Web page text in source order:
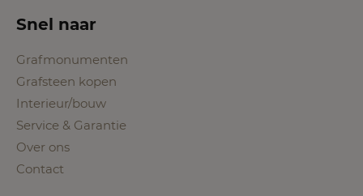
Snel naar
Grafmonumenten
Grafsteen kopen
Interieur/bouw
Service & Garantie
Over ons
Contact